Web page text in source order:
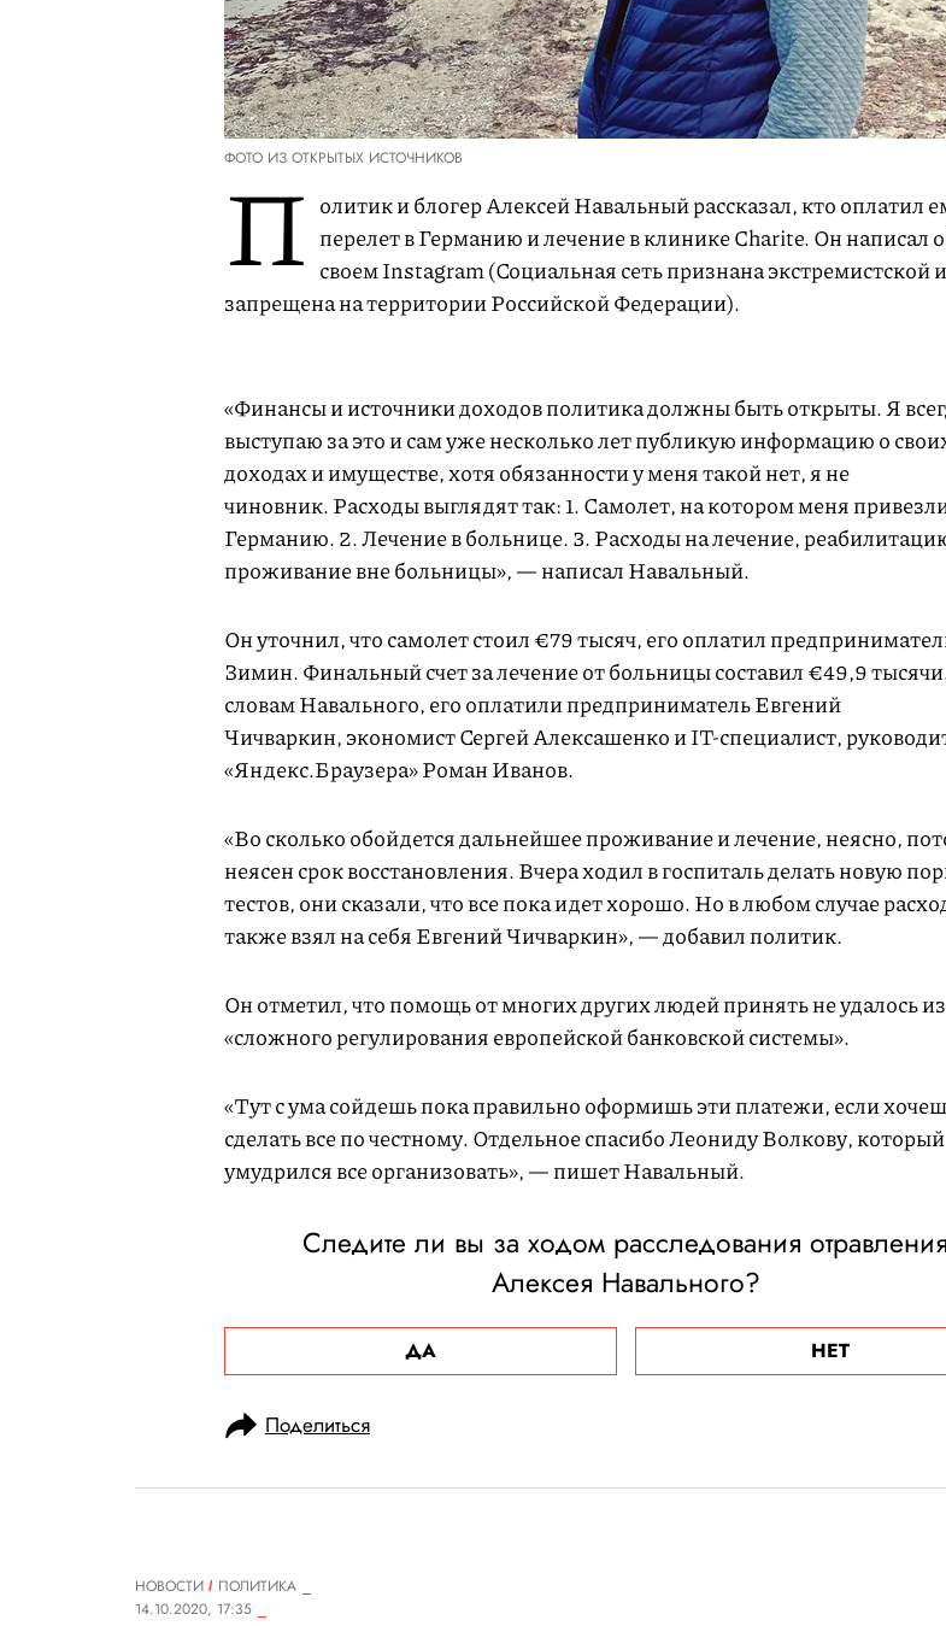
ФОТО ИЗ ОТКРЫТЫХ ИСТОЧНИКОВ
П олитик и блогер Алексей Навальный рассказал, кто оплатил
перелет в Германию и лечение в клинике Charite. Он написал
своем Instagram (Социальная сеть признана экстремистской и
запрещена на территории Российской Федерации).
«Финансы и источники доходов политика должны быть открыты. Я
выступаю за это и сам уже несколько лет публикую информацию о
доходах и имуществе, хотя обязанности у меня такой нет, я не
чиновник. Расходы выглядят так: 1. Самолет, на котором меня
Германию. 2. Лечение в больнице. 3. Расходы на лечение,
проживание вне больницы», — написал Навальный.
Он уточнил, что самолет стоил €79 тысяч, его оплатил
Зимин. Финальный счет за лечение от больницы составил €49,9
словам Навального, его оплатили предприниматель Евгений
Чичваркин, экономист Сергей Алексашенко и IT-специалист,
«Яндекс.Браузера» Роман Иванов.
«Во сколько обойдется дальнейшее проживание и лечение, неясно,
неясен срок восстановления. Вчера ходил в госпиталь делать новую
тестов, они сказали, что все пока идет хорошо. Но в любом случае
также взял на себя Евгений Чичваркин», — добавил политик.
Он отметил, что помощь от многих других людей принять не удалось
«сложного регулирования европейской банковской системы».
«Тут с ума сойдешь пока правильно оформишь эти платежи, если
сделать все по честному. Отдельное спасибо Леониду Волкову, который
умудрился все организовать», — пишет Навальный.
Следите ли вы за ходом расследования отравления
Алексея Навального?
ДА НЕТ
Поделиться
НОВОСТИ
ПОЛИТИКА
14.10.2020, 17:35